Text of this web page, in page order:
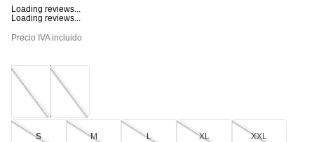
Loading reviews...
Loading reviews...
Precio IVA incluido
S M L XL XXL